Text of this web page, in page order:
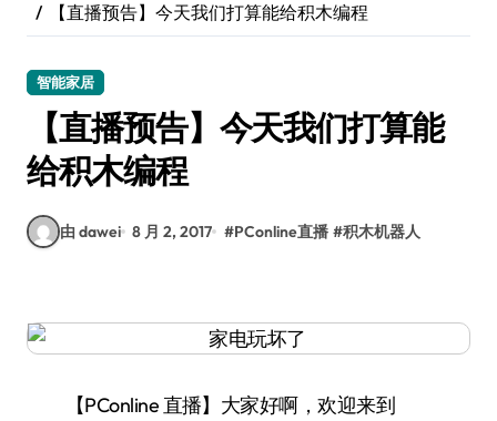
【直播预告】今天我们打算能给积木编程
智能家居
【直播预告】今天我们打算能
给积木编程
由 dawei 8 月 2, 2017 #PConline直播 #积木机器人
【PConline 直播】大家好啊，欢迎来到